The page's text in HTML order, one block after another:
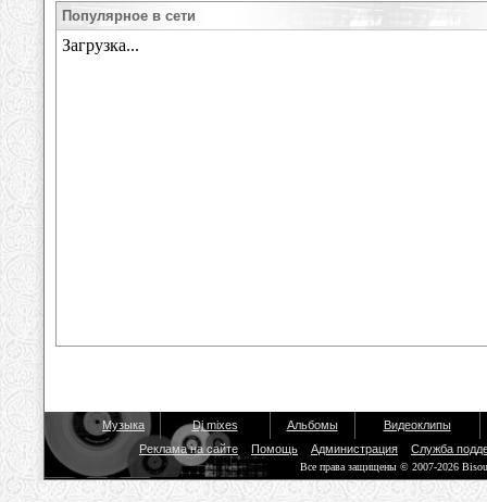
Популярное в сети
Музыка Dj mixes Альбомы
Видеоклипы
Реклама на сайте
Помощь Администрация Служба
Все права защищены © 2007-2026